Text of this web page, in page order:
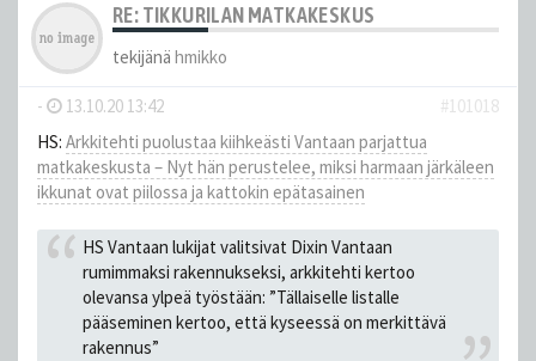
RE: TIKKURILAN MATKAKESKUS
tekijänä hmikko
- 13.10.20 13:42
#101018
HS: Arkkitehti puolustaa kiihkeästi Vantaan parjattua
matkakeskusta – Nyt hän perustelee, miksi harmaan järkäleen
ikkunat ovat piilossa ja kattokin epätasainen
HS Vantaan lukijat valitsivat Dixin Vantaan
rumimmaksi rakennukseksi, arkkitehti kertoo
olevansa ylpeä työstään: ”Tällaiselle listalle
pääseminen kertoo, että kyseessä on merkittävä
rakennus”